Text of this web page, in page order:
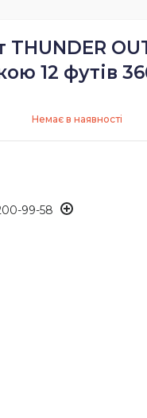
THUNDER
12 футів
Немає в наявності
99-58